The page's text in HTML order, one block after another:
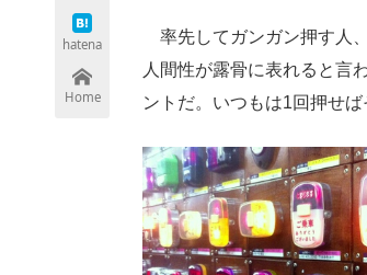
hatena
Home
率先してガンガン押す人
人間性が露骨に表れると言
ントだ。いつもは1回押せ